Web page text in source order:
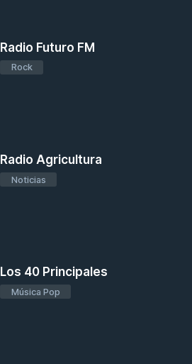
Radio Futuro FM
Rock
Radio Agricultura
Noticias
Los 40 Principales
Música Pop